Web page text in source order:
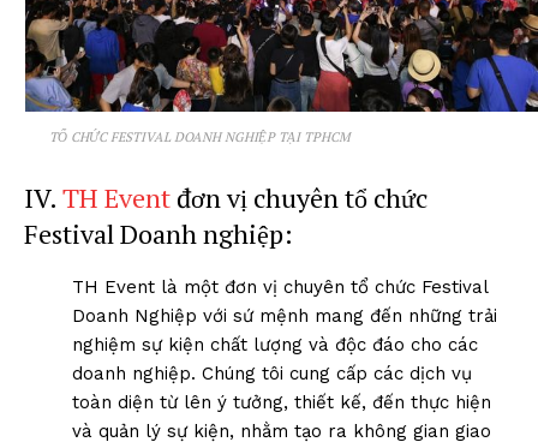
TỔ CHỨC FESTIVAL DOANH NGHIỆP TẠI TPHCM
IV. TH Event đơn vị chuyên tổ chức
Festival Doanh nghiệp:
TH Event là một đơn vị chuyên tổ chức Festival
Doanh Nghiệp với sứ mệnh mang đến những trải
nghiệm sự kiện chất lượng và độc đáo cho các
doanh nghiệp. Chúng tôi cung cấp các dịch vụ
toàn diện từ lên ý tưởng, thiết kế, đến thực hiện
và quản lý sự kiện, nhằm tạo ra không gian giao